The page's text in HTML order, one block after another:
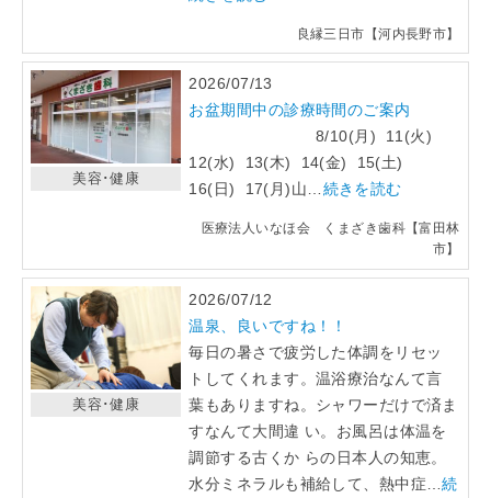
良縁三日市【河内長野市】
2026/07/13
お盆期間中の診療時間のご案内
8/10(月) 11(火)
12(水) 13(木) 14(金) 15(土)
16(日) 17(月)山…続きを読む
医療法人いなほ会 くまざき歯科【富田林
市】
美容･健康
2026/07/12
温泉、良いですね！！
毎日の暑さで疲労した体調をリセッ
トしてくれます。温浴療治なんて言
葉もありますね。シャワーだけで済ま
すなんて大間違 い。お風呂は体温を
調節する古くか らの日本人の知恵。
水分ミネラルも補給して、熱中症…続
美容･健康